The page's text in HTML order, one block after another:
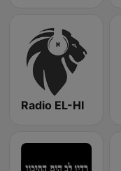
Radio EL-HI